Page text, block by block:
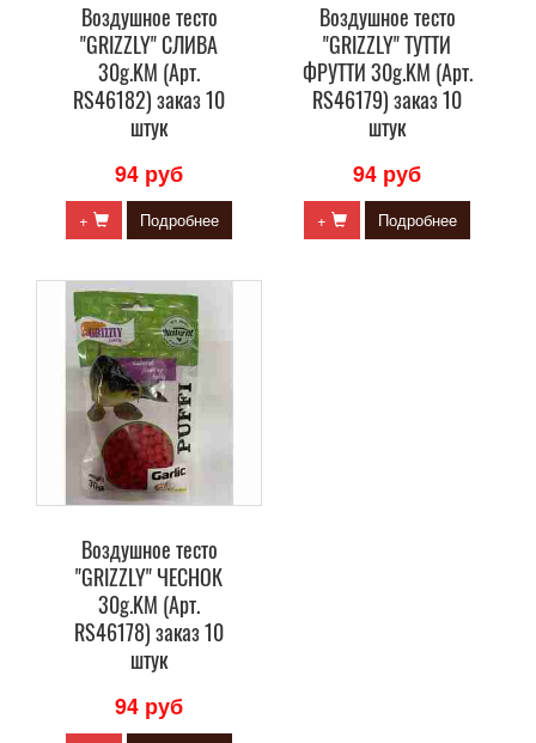
Воздушное тесто
"GRIZZLY" СЛИВА
30g.KM (Арт.
RS46182) заказ 10
штук
94 руб
+ Подробнее
Воздушное тесто
"GRIZZLY" ТУТТИ
ФРУТТИ 30g.KM (Арт.
RS46179) заказ 10
штук
94 руб
+ Подробнее
Воздушное тесто
"GRIZZLY" ЧЕСНОК
30g.KM (Арт.
RS46178) заказ 10
штук
94 руб